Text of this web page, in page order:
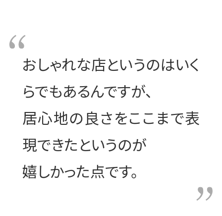
おしゃれな店というのはいく
らでもあるんですが、
居心地の良さをここまで表
現できたというのが
嬉しかった点です。